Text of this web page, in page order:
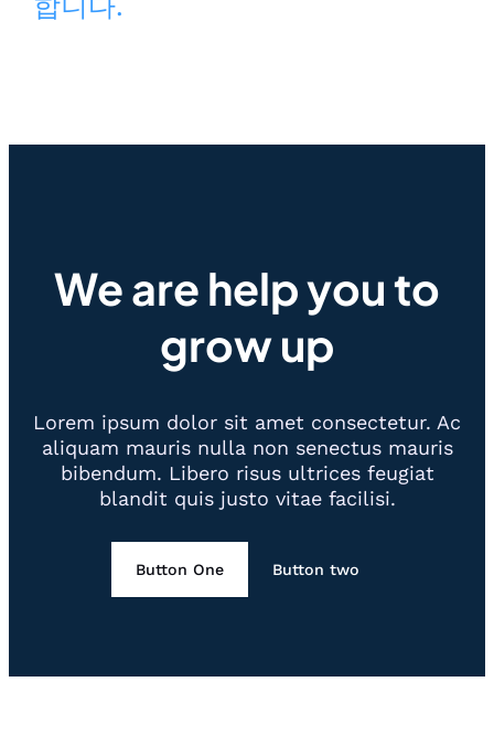
We are help you to
grow up
Lorem ipsum dolor sit amet consectetur. Ac
aliquam mauris nulla non senectus mauris
bibendum. Libero risus ultrices feugiat
blandit quis justo vitae facilisi.
Button One Button two